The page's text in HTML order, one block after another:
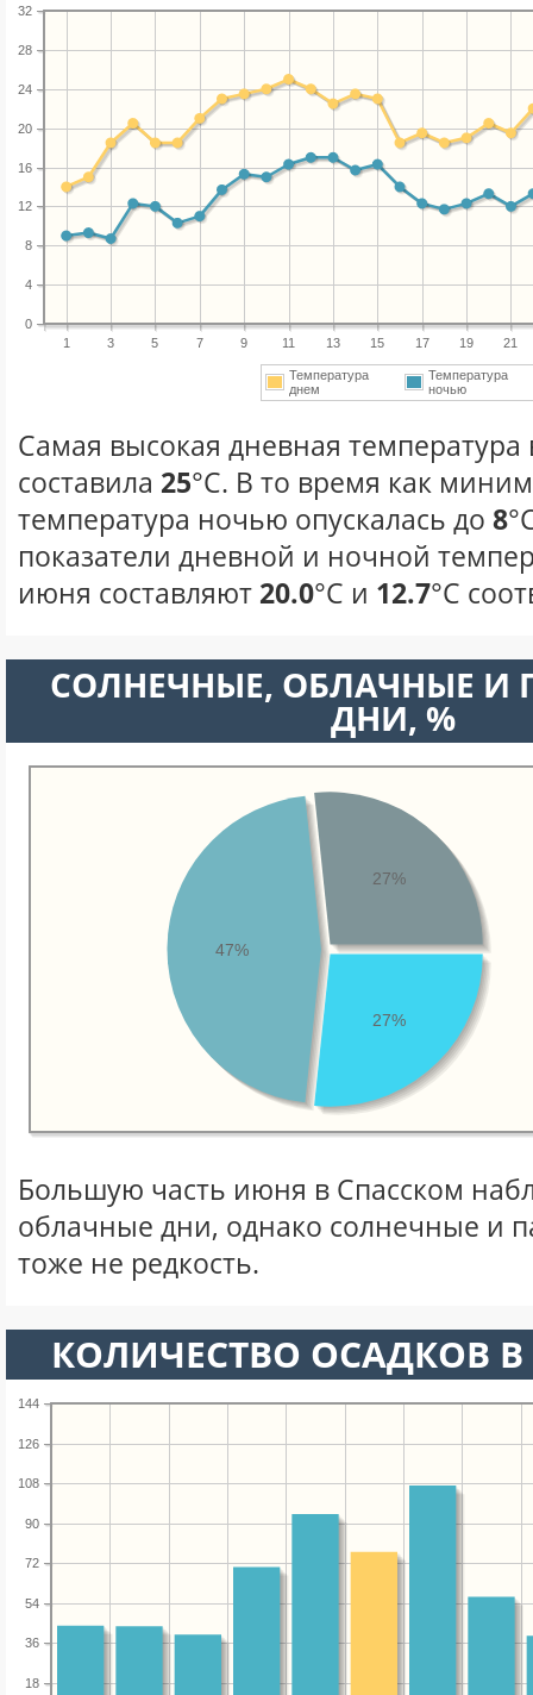
1 3 5 7 9 11 13 15 17 19 21
0
4
8
12
16
20
24
28
32
Температура
днем
Температура
ночью
Самая высокая дневная
составила 25°С. В то время как
температура ночью опускалась до 8
показатели дневной и ночной
июня составляют 20.0°С и 12.7°С
CОЛНЕЧНЫЕ, ОБЛАЧНЫЕ И
ДНИ, %
27%
47%
27%
Большую часть июня в Спасском
облачные дни, однако солнечные и
тоже не редкость.
КОЛИЧЕСТВО ОСАДКОВ
18
36
54
72
90
108
126
144